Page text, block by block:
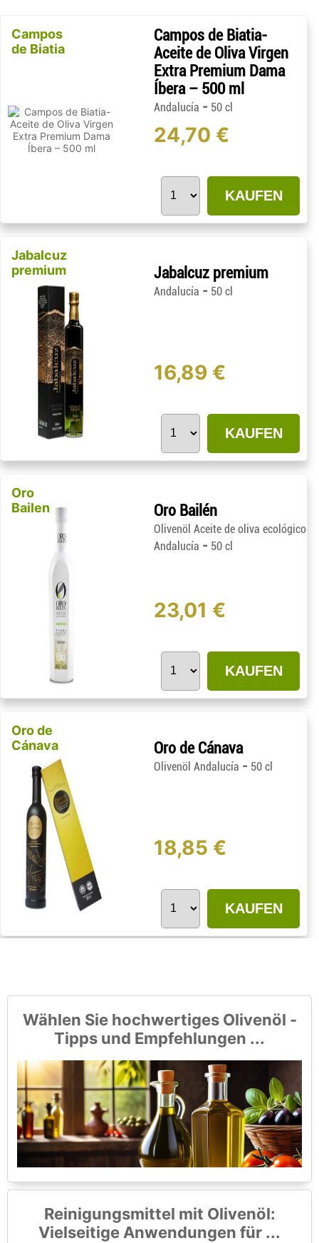
Campos
de Biatia
Campos de Biatia-
Aceite de Oliva Virgen
Extra Premium Dama
Íbera – 500 ml
Andalucía - 50 cl
24,70 €
KAUFEN
Jabalcuz
premium
Jabalcuz premium
Andalucía - 50 cl
16,89 €
KAUFEN
Oro
Bailen
Oro Bailén
Olivenöl Aceite de oliva ecológico
Andalucía - 50 cl
23,01 €
KAUFEN
Oro de
Cánava
Oro de Cánava
Olivenöl Andalucía - 50 cl
18,85 €
KAUFEN
Wählen Sie hochwertiges Olivenöl -
Tipps und Empfehlungen ...
Reinigungsmittel mit Olivenöl:
Vielseitige Anwendungen für ...